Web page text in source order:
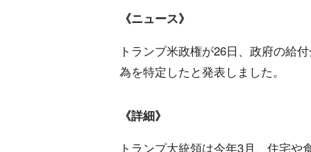
《ニュース》
トランプ米政権が26日、政府の給
為を特定したと発表しました。
《詳細》
トランプ大統領は今年3月、住宅